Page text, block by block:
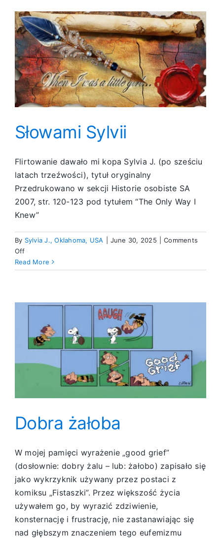
Słowami Sylvii
Flirtowanie dawało mi kopa Sylvia J. (po sześciu
latach trzeźwości), tytuł oryginalny
Przedrukowano w sekcji Historie osobiste SA
2007, str. 120-123 pod tytułem “The Only Way I
Knew”
By Sylvia J., Oklahoma, USA June 30, 2025
Comments
Offon
Słowami
Sylvii
Read More
Dobra żałoba
W mojej pamięci wyrażenie „good grief”
(dosłownie: dobry żalu – lub: żałobo) zapisało się
jako wykrzyknik używany przez postaci z
komiksu „Fistaszki”. Przez większość życia
używałem go, by wyrazić zdziwienie,
konsternację i frustrację, nie zastanawiając się
nad głębszym znaczeniem tego eufemizmu